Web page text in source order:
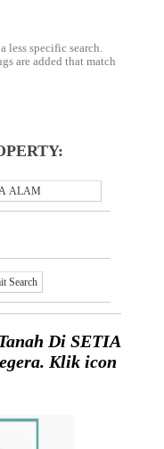
less specific search.
are added that match
Di SETIA
Klik icon